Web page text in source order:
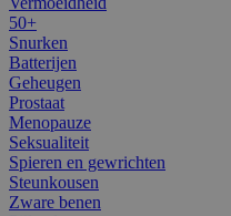
50+
Snurken
Batterijen
Geheugen
Prostaat
Menopauze
Seksualiteit
Spieren en gewrichten
Steunkousen
Zware benen